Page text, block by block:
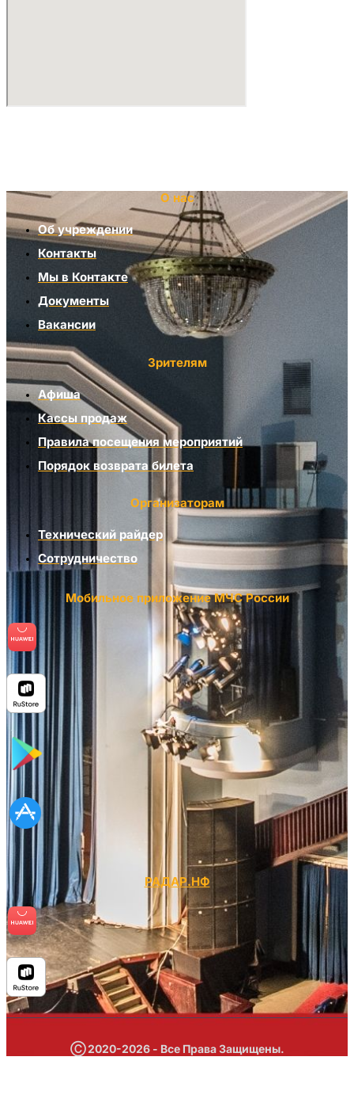
О нас
Об учреждении
Контакты
Мы в Контакте
Документы
Вакансии
Зрителям
Афиша
Кассы продаж
Правила посещения мероприятий
Порядок возврата билета
Организаторам
Технический райдер
Сотрудничество
Мобильное приложение МЧС России
РАДАР.НФ
Ⓒ 2020-2026 - Все Права Защищены.